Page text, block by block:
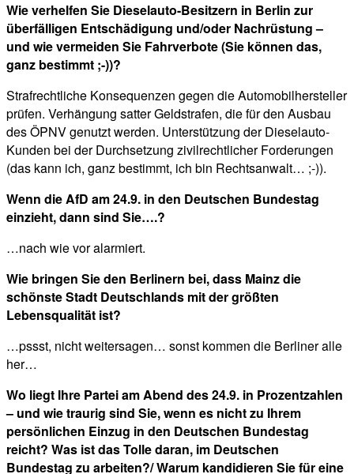
Wie verhelfen Sie Dieselauto-Besitzern in Berlin zur
überfälligen Entschädigung und/oder Nachrüstung –
und wie vermeiden Sie Fahrverbote (Sie können das,
ganz bestimmt ;-))?
Strafrechtliche Konsequenzen gegen die Automobilhersteller
prüfen. Verhängung satter Geldstrafen, die für den Ausbau
des ÖPNV genutzt werden. Unterstützung der Dieselauto-
Kunden bei der Durchsetzung zivilrechtlicher Forderungen
(das kann ich, ganz bestimmt, ich bin Rechtsanwalt… ;-)).
Wenn die AfD am 24.9. in den Deutschen Bundestag
einzieht, dann sind Sie….?
…nach wie vor alarmiert.
Wie bringen Sie den Berlinern bei, dass Mainz die
schönste Stadt Deutschlands mit der größten
Lebensqualität ist?
…pssst, nicht weitersagen… sonst kommen die Berliner alle
her…
Wo liegt Ihre Partei am Abend des 24.9. in Prozentzahlen
– und wie traurig sind Sie, wenn es nicht zu Ihrem
persönlichen Einzug in den Deutschen Bundestag
reicht? Was ist das Tolle daran, im Deutschen
Bundestag zu arbeiten?/ Warum kandidieren Sie für eine